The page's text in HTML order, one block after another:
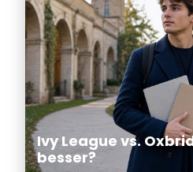
Ivy League vs.
besser?